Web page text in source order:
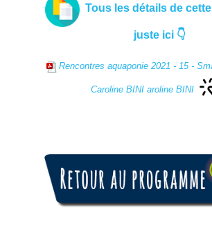
Tous les détails de
juste ici 👇
Rencontres aquaponie 2021 - 15 -
Caroline BINI aroline BINI